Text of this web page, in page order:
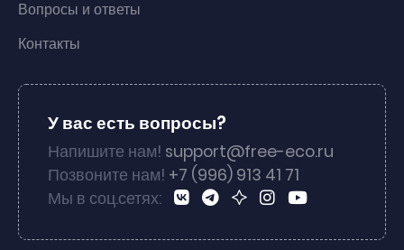
Вопросы и ответы
Контакты
У вас есть вопросы?
Напишите нам! support@free-eco.ru
Позвоните нам! +7 (996) 913 41 71
Мы в соц.сетях: